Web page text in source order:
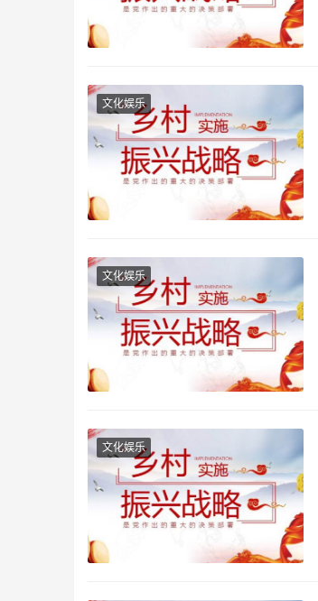
文化娱乐
文化娱乐
文化娱乐